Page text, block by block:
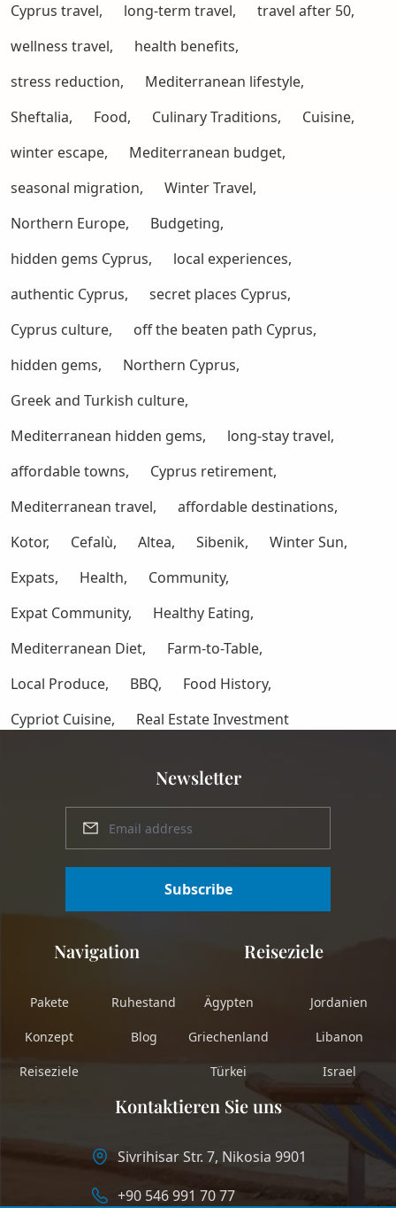
Cyprus travel,
long-term travel,
travel after 50,
wellness travel,
health benefits,
stress reduction,
Mediterranean lifestyle,
Sheftalia,
Food, Culinary Traditions,
Cuisine,
winter escape,
Mediterranean budget,
seasonal migration,
Winter Travel,
Northern Europe,
Budgeting,
hidden gems Cyprus,
local experiences,
authentic Cyprus,
secret places Cyprus,
Cyprus culture,
off the beaten path Cyprus,
hidden gems,
Northern Cyprus,
Greek and Turkish culture,
Mediterranean hidden gems,
long-stay travel,
affordable towns,
Cyprus retirement,
Mediterranean travel,
affordable destinations,
Kotor,
Cefalù, Altea, Sibenik,
Winter Sun,
Expats,
Health,
Community,
Expat Community,
Healthy Eating,
Mediterranean Diet,
Farm-to-Table,
Local Produce,
BBQ,
Food History,
Cypriot Cuisine,
Real Estate Investment
Newsletter
Subscribe
Navigation
Pakete
Konzept
Reiseziele
Ruhestand
Blog
Reiseziele
Ägypten
Griechenland
Türkei
Jordanien
Libanon
Israel
Kontaktieren Sie uns
Sivrihisar Str. 7, Nikosia 9901
+90 546 991 70 77